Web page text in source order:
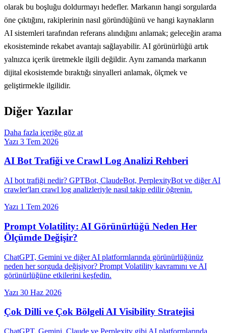
olarak bu boşluğu doldurmayı hedefler. Markanın hangi sorgularda
öne çıktığını, rakiplerinin nasıl göründüğünü ve hangi kaynakların
AI sistemleri tarafından referans alındığını anlamak; geleceğin arama
ekosisteminde rekabet avantajı sağlayabilir. AI görünürlüğü artık
yalnızca içerik üretmekle ilgili değildir. Aynı zamanda markanın
dijital ekosistemde bıraktığı sinyalleri anlamak, ölçmek ve
geliştirmekle ilgilidir.
Diğer Yazılar
Daha fazla içeriğe göz at
Yazı 3 Tem 2026
AI Bot Trafiği ve Crawl Log Analizi Rehberi
AI bot trafiği nedir? GPTBot, ClaudeBot, PerplexityBot ve diğer AI
crawler'ları crawl log analizleriyle nasıl takip edilir öğrenin.
Yazı 1 Tem 2026
Prompt Volatility: AI Görünürlüğü Neden Her
Ölçümde Değişir?
ChatGPT, Gemini ve diğer AI platformlarında görünürlüğünüz
neden her sorguda değişiyor? Prompt Volatility kavramını ve AI
görünürlüğüne etkilerini keşfedin.
Yazı 30 Haz 2026
Çok Dilli ve Çok Bölgeli AI Visibility Stratejisi
ChatGPT, Gemini, Claude ve Perplexity gibi AI platformlarında